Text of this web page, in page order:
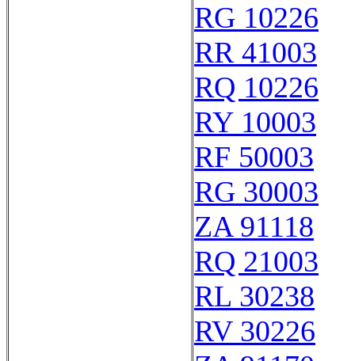
RG 10226
RR 41003
RQ 10226
RY 10003
RF 50003
RG 30003
ZA 91118
RQ 21003
RL 30238
RV 30226